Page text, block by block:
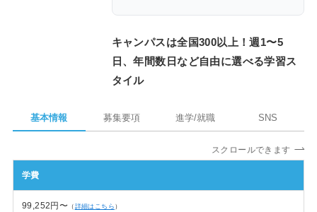
キャンパスは全国300以上！週1〜5
日、年間数日など自由に選べる学習ス
タイル
基本情報 募集要項 進学/就職 SNS
スクロールできます
学費
99,252円〜 （ 詳細はこちら ）